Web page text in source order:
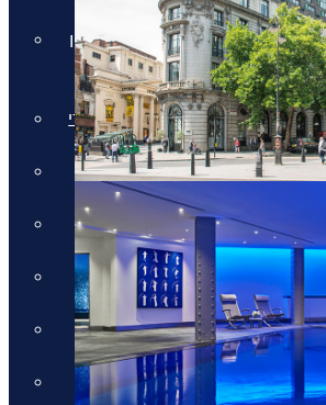
חבילות נופש בחגי תשרי באיי יוון
וקפריסין
חבילות נופש לאתונה בחגי תשרי
חבילות לקפריסין
חבילות לכרתים
חבילות לקורפו
חבילות לקוסטה נברינו
חבילות לחלקידיקי